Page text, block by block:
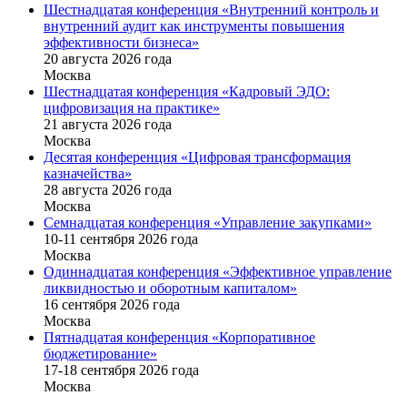
Шестнадцатая конференция «Внутренний контроль и
внутренний аудит как инструменты повышения
эффективности бизнеса»
20 августа 2026 года
Москва
Шестнадцатая конференция «Кадровый ЭДО:
цифровизация на практике»
21 августа 2026 года
Москва
Десятая конференция «Цифровая трансформация
казначейства»
28 августа 2026 года
Москва
Семнадцатая конференция «Управление закупками»
10-11 сентября 2026 года
Москва
Одиннадцатая конференция «Эффективное управление
ликвидностью и оборотным капиталом»
16 cентября 2026 года
Москва
Пятнадцатая конференция «Корпоративное
бюджетирование»
17-18 сентября 2026 года
Москва